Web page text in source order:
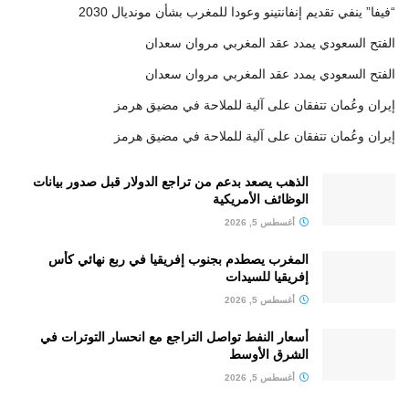
“فيفا” ينفي تقديم إنفانتينو وعودا للمغرب بشأن مونديال 2030
الفتح السعودي يمدد عقد المغربي مروان سعدان
الفتح السعودي يمدد عقد المغربي مروان سعدان
إيران وعُمان تتفقان على آلية للملاحة في مضيق هرمز
إيران وعُمان تتفقان على آلية للملاحة في مضيق هرمز
الذهب يصعد بدعم من تراجع الدولار قبل صدور بيانات
الوظائف الأمريكية
أغسطس 5, 2026
المغرب يصطدم بجنوب إفريقيا في ربع نهائي كأس
إفريقيا للسيدات
أغسطس 5, 2026
أسعار النفط تواصل التراجع مع انحسار التوترات في
الشرق الأوسط
أغسطس 5, 2026